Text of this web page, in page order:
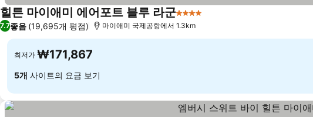
힐튼 마이애미 에어포트 블루 라군4 성급
7.7좋음 (19,695개 평점) 마이애미 국제공항에서 1.3km
최저가 ₩171,867
5개 사이트의 요금 보기